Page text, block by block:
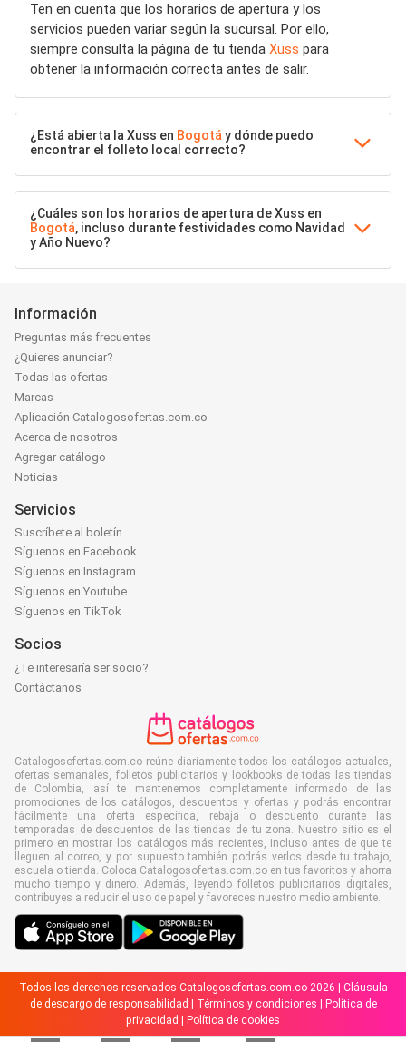
Ten en cuenta que los horarios de apertura y los
servicios pueden variar según la sucursal. Por ello,
siempre consulta la página de tu tienda Xuss para
obtener la información correcta antes de salir.
¿Está abierta la Xuss en Bogotá y dónde puedo
encontrar el folleto local correcto?
¿Cuáles son los horarios de apertura de Xuss en
Bogotá, incluso durante festividades como Navidad
y Año Nuevo?
Información
Preguntas más frecuentes
¿Quieres anunciar?
Todas las ofertas
Marcas
Aplicación Catalogosofertas.com.co
Acerca de nosotros
Agregar catálogo
Noticias
Servicios
Suscríbete al boletín
Síguenos en Facebook
Síguenos en Instagram
Síguenos en Youtube
Síguenos en TikTok
Socios
¿Te interesaría ser socio?
Contáctanos
Catalogosofertas.com.co reúne diariamente todos los catálogos actuales,
ofertas semanales, folletos publicitarios y lookbooks de todas las tiendas
de Colombia, así te mantenemos completamente informado de las
promociones de los catálogos, descuentos y ofertas y podrás encontrar
fácilmente una oferta específica, rebaja o descuento durante las
temporadas de descuentos de las tiendas de tu zona. Nuestro sitio es el
primero en mostrar los catálogos más recientes, incluso antes de que te
lleguen al correo, y por supuesto también podrás verlos desde tu trabajo,
escuela o tienda. Coloca Catalogosofertas.com.co en tus favoritos y ahorra
mucho tiempo y dinero. Además, leyendo folletos publicitarios digitales,
contribuyes a reducir el uso de papel y favoreces nuestro medio ambiente.
Todos los derechos reservados Catalogosofertas.com.co 2026 | Cláusula
de descargo de responsabilidad
Términos y condiciones
Política de
privacidad
Política de cookies